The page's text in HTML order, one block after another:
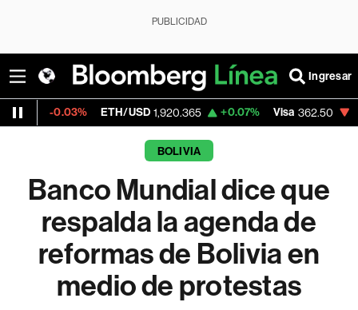
PUBLICIDAD
Ingresar
ETH/USD 1,920.365 +0.07% Visa 362.50 -2.15%
BOLIVIA
Banco Mundial dice que
respalda la agenda de
reformas de Bolivia en
medio de protestas